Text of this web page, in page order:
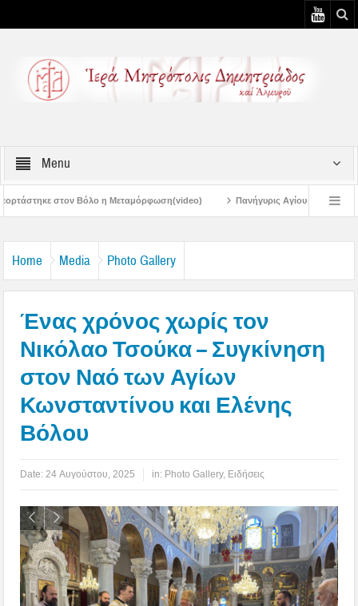
Menu
η Μεταμόρφωση(video) Πανήγυρις Αγίου Καλλινίκου Μητροπολίτου
Home Media Photo Gallery
Ένας χρόνος χωρίς τον
Νικόλαο Τσούκα – Συγκίνηση
στον Ναό των Αγίων
Κωνσταντίνου και Ελένης
Βόλου
Date: 24 Αυγούστου, 2025 in: Photo Gallery, Ειδήσεις